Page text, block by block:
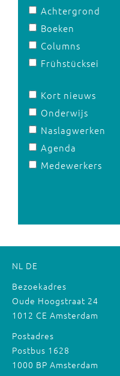
Achtergrond
Boeken
Columns
Frühstücksei
Kort nieuws
Onderwijs
Naslagwerken
Agenda
Medewerkers
NL DE
Bezoekadres
Oude Hoogstraat 24
1012 CE Amsterdam
Postadres
Postbus 1628
1000 BP Amsterdam